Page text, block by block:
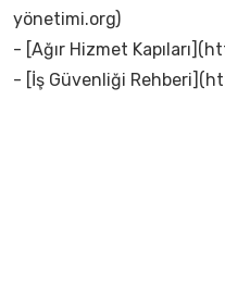
yönetimi.org)
- [Ağır Hizmet
- [İş Güvenliği